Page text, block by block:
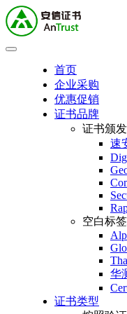
首页
企业采购
优惠促销
证书品牌
证书颁
速
空白标
华
证书类型